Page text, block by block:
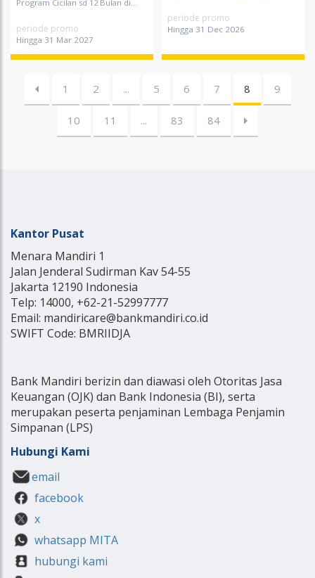
Program Cicilan sd 12 Bulan di...
periode promo
Hingga 31 Mar 2027
periode promo
Hingga 31 Dec 2026
1 2 ... 5 6 7 8 9
10 11 ... 83 84
Kantor Pusat
Menara Mandiri 1
Jalan Jenderal Sudirman Kav 54-55
Jakarta 12190 Indonesia
Telp: 14000, +62-21-52997777
Email: mandiricare@bankmandiri.co.id
SWIFT Code: BMRIIDJA
Bank Mandiri berizin dan diawasi oleh Otoritas Jasa
Keuangan (OJK) dan Bank Indonesia (BI), serta
merupakan peserta penjaminan Lembaga Penjamin
Simpanan (LPS)
Hubungi Kami
email
facebook
x
whatsapp MITA
hubungi kami